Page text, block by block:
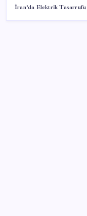
İran’da Elektrik